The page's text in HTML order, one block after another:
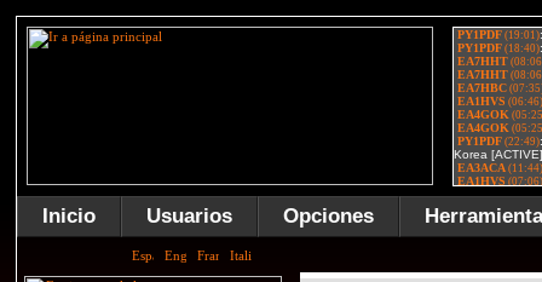
Inicio Usuarios Opciones